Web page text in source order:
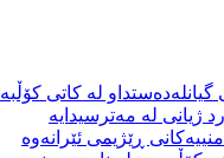
لە کاتی
ژیانی لە مەترسیدایە
ڕێژیمی ئێرانەوە